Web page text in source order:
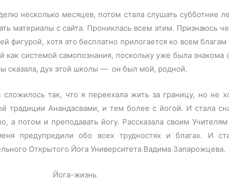
несколько месяцев, потом стала слушать субботние
материалы с сайта. Прониклась всем этим. Признаюсь
фигурой, хотя это бесплатно прилогается ко всем благам
как системой самопознания, поскольку уже была знакома
сказала, дух этой школы — он был мой, родной.
так, что я переехала жить за границу, но не
традиции Анандасвами, и тем более с йогой. И стала
а потом и преподавать йогу. Рассказала своим
предупредили обо всех трудностях и благах. И
Открытого Йога Университета Вадима Запарожцева.
Йога-жизнь